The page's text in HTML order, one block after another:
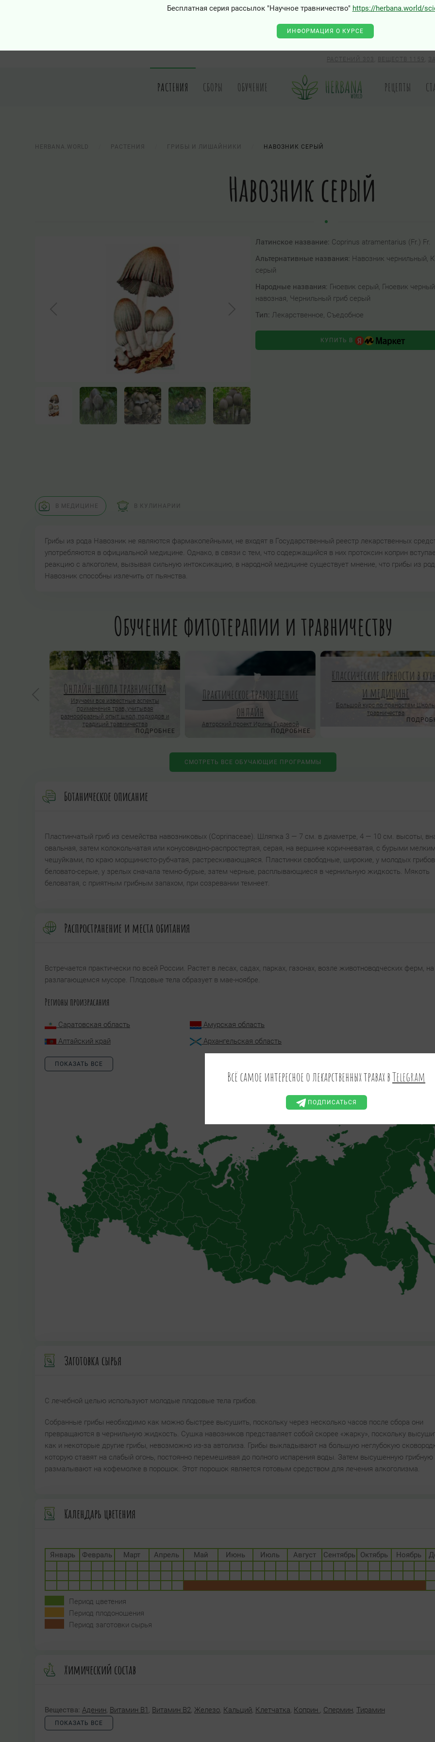
Бесплатная серия рассылок "Научное травничество" https://herbana.world/
ИНФОРМАЦИЯ О КУРСЕ
РАСТЕНИЙ 303 ВЕЩЕСТВ 1159
РАСТЕНИЯ СБОРЫ ОБУЧЕНИЕ РЕЦЕПТЫ
HERBANA.WORLD РАСТЕНИЯ ГРИБЫ И ЛИШАЙНИКИ НАВОЗНИК СЕРЫЙ
Навозник серый
Латинское название: Coprinus atramentarius (Fr.) Fr.
Альтернативные названия: Навозник чернильный,
серый
Народные названия: Гноевик серый, Гноевик
навозная, Чернильный гриб серый
Тип: Лекарственное, Съедобное
КУПИТЬ В
В МЕДИЦИНЕ В КУЛИНАРИИ
Грибы из рода Навозник не являются фармакопейными, не входят в Государственный реестр лекарственных
употребляются в официальной медицине. Однако, в связи с тем, что содержащийся в них протоксин коприн
реакцию с алкоголем, вызывая сильную интоксикацию, в народной медицине существует мнение, что грибы из
Навозник способны излечить от пьянства.
Обучение фитотерапии и травничеству
Онлайн-школа травничества
Изучаем все известные аспекты
применения трав, учитывая
разнообразный опыт школ, подходов и
традиций травничества
ПОДРОБНЕЕ
Практическое травоведение
онлайн
Авторский проект Ирины Гудаевой
ПОДРОБНЕЕ
Классические пряности в
и медицине
Большой курс по пряностям Школы
травничества
СМОТРЕТЬ ВСЕ ОБУЧАЮЩИЕ ПРОГРАММЫ
Ботаническое описание
Пластинчатый гриб из семейства навозниковых (Сорriпасеае). Шляпка 3 — 7 см. в диаметре, 4 — 10 см. высоты,
овальная, затем колокольчатая или конусовидно-распростертая, серая, на вершине коричневатая, с бурыми
чешуйками, по краю морщинисто-рубчатая, растрескивающаяся. Пластинки свободные, широкие, у молодых грибов
беловато-серые, у зрелых сначала темно-бурые, затем черные, расплывающиеся в чернильную жидкость. Мякоть
беловатая, с приятным грибным запахом, при созревании темнеет.
Распространение и места обитания
Встречается практически по всей России. Растет в лесах, садах, парках, газонах, возле животноводческих ферм,
разлагающемся мусоре. Плодовые тела образует в мае-ноябре.
Регионы произрасания
Саратовская область
Алтайский край
Амурская область
Архангельская область
ПОКАЗАТЬ ВСЕ
Заготовка сырья
С лечебной целью используют молодые плодовые тела грибов.
Собранные грибы необходимо как можно быстрее высушить, поскольку через несколько часов после сбора они
превращаются в чернильную жидкость. Сушка навозников представляет собой скорее «жарку», поскольку
как и некоторые другие грибы, невозможно из-за автолиза. Грибы выкладывают на большую неглубокую
которую ставят на слабый огонь, постоянно перемешивая до полного испарения воды. Затем высушенную
размалывают на кофемолке в порошок. Этот порошок является готовым средством для лечения алкоголизма.
Календарь цветения
Январь Февраль Март Апрель Май Июнь Июль Август Сентябрь Октябрь Ноябрь
Период цветения
Период плодоношения
Период заготовки сырья
Химический состав
Вещества: Аденин, Витамин B1 , Витамин B2, Железо, Кальций, Клетчатка, Коприн , Спермин, Тирамин
ПОКАЗАТЬ ВСЕ
Всё самое интересное о лекарственных травах вTelegram
ПОДПИСАТЬСЯ